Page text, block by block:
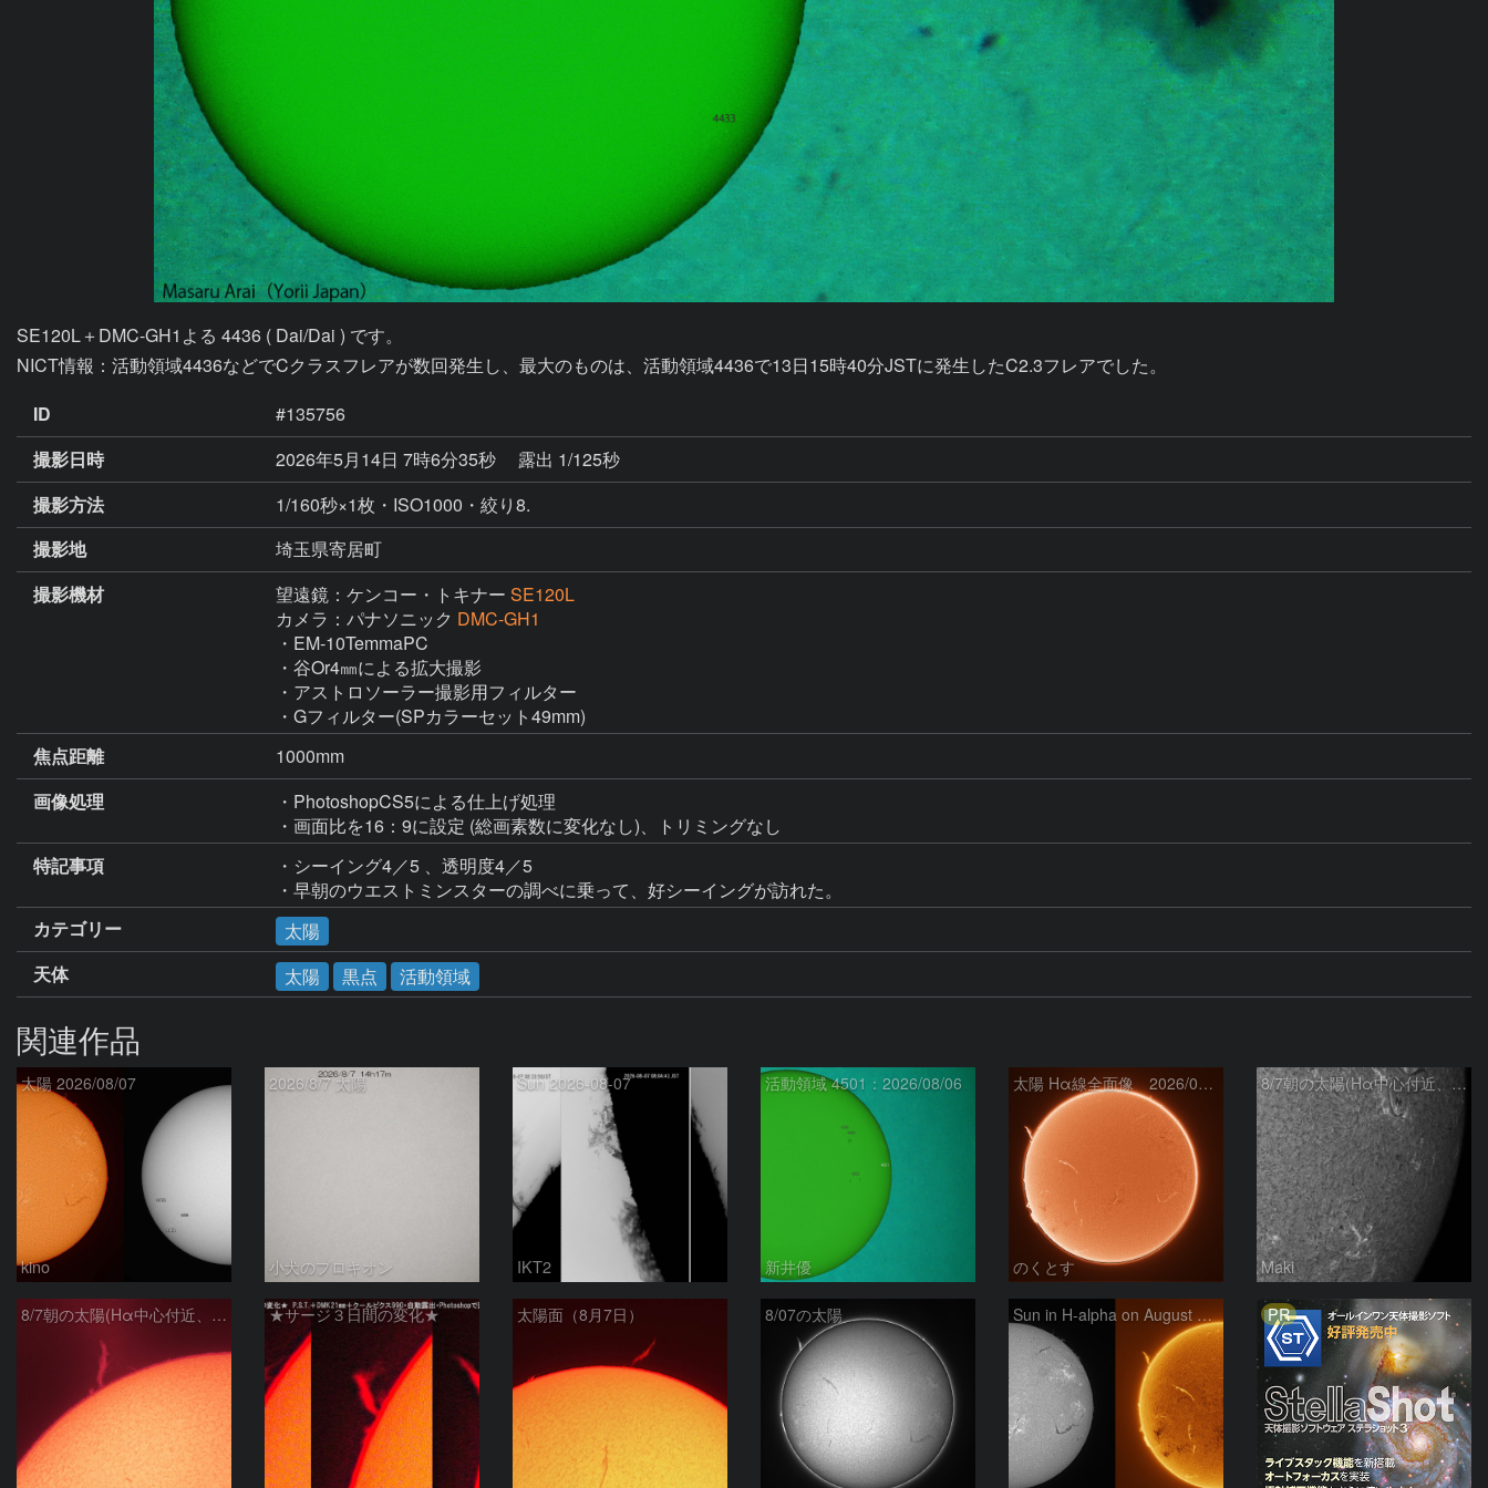
SE120L＋DMC-GH1よる 4436 ( Dai/Dai ) です。
ID
#135756
撮影日時
2026年5月14日 7時6分35秒
露出 1/125秒
撮影方法
1/160秒×1枚・ISO1000・絞り8.
撮影地
埼玉県寄居町
撮影機材
望遠鏡：ケンコー・トキナー SE120L
カメラ：パナソニック DMC-GH1
・EM-10TemmaPC
・谷Or4㎜による拡大撮影
・アストロソーラー撮影用フィルター
・Gフィルター(SPカラーセット49mm)
焦点距離
1000mm
画像処理
・PhotoshopCS5による仕上げ処理
・画面比を16：9に設定 (総画素数に変化なし)、トリミングなし
特記事項
・シーイング4／5 、透明度4／5
・早朝のウエストミンスターの調べに乗って、好シーイングが訪れた。
カテゴリー
太陽
天体
太陽 黒点 活動領域
関連作品
太陽 2026/08/07
kino
2026/8/7 太陽
小犬のプロキオン
Sun 2026-08-07
IKT2
活動領域 4501：2026/08/06
新井優
太陽 Hα線全面像 2026/08/07
のくとす
8/7朝の太陽(Hα中心付近、4498、4502付近)
Maki
8/7朝の太陽(Hα中心付近、プロミネンス) ★サージ３日間の変化★ 太陽面（8月7日） 8/07の太陽 Sun in H-alpha on August 7, 2026 PR